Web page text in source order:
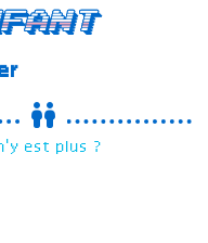
est plus ?